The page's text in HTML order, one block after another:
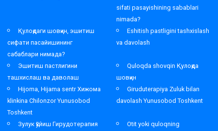
sifati pasayishining sabablari
nimada?
Қулоқдаги шовқин, эшитиш
сифати пасайишининг
сабаблари нимада?
Eshitish pastligini tashxislash
va davolash
Эшитиш пастлигини
ташхислаш ва даволаш
Quloqda shovqin Қулоқда
шовқин
Hijoma, Hijama sentr Хижома
klinkina Chilonzor Yunusobod
Toshkent
Giruduterapiya Zuluk bilan
davolash Yunusobod Toshkent
Зулук қўйиш Гирудотерапия
Otit yoki quloqning